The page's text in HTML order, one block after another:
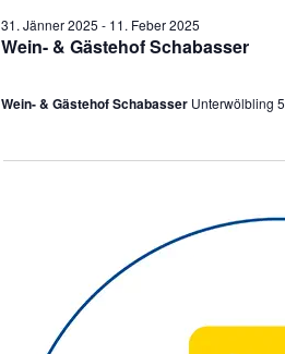
Wein- & Gästehof Schabasser
31. Jänner 2025 - 11. Feber 2025
Wein- & Gästehof Schabasser Unterwölbling